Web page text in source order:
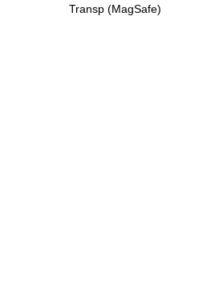
Transp (MagSafe)